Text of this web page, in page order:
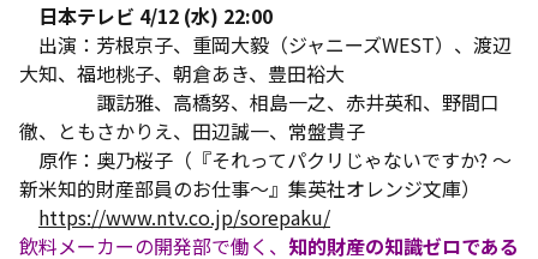
日本テレビ 4/12 (水) 22:00
出演：芳根京子、重岡大毅（ジャニーズWEST）、渡辺
大知、福地桃子、朝倉あき、豊田裕大
諏訪雅、高橋努、相島一之、赤井英和、野間口
徹、ともさかりえ、田辺誠一、常盤貴子
原作：奥乃桜子（『それってパクリじゃないですか? 〜
新米知的財産部員のお仕事〜』集英社オレンジ文庫）
https://www.ntv.co.jp/sorepaku/
飲料メーカーの開発部で働く、 知的財産の知識ゼロである